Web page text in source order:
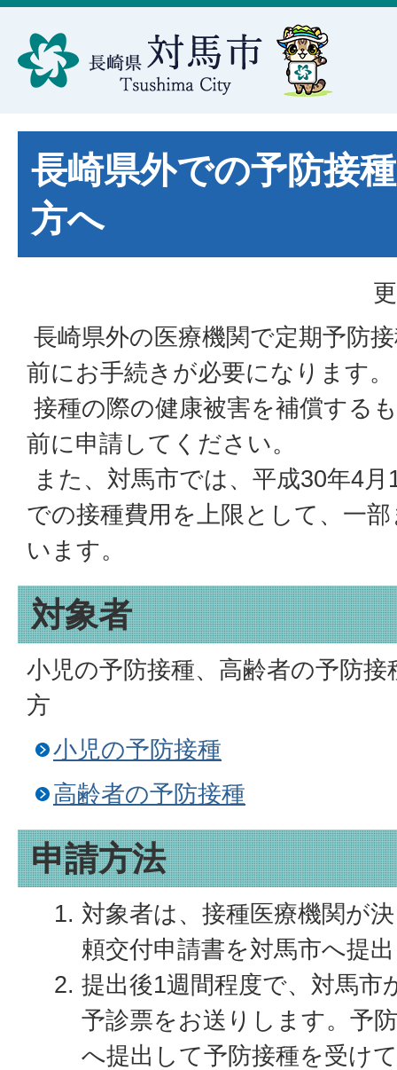
長崎県外での予防接
方へ
長崎県外の医療機関で定期予防
前にお手続きが必要になります。
接種の際の健康被害を補償する
前に申請してください。
また、対馬市では、平成30年4
での接種費用を上限として、一
います。
対象者
小児の予防接種、高齢者の予防
方
小児の予防接種
高齢者の予防接種
申請方法
対象者は、接種医療機関が
頼交付申請書を対馬市へ提
提出後1週間程度で、対馬市
予診票をお送りします。予
へ提出して予防接種を受け